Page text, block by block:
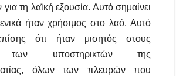
τη λαϊκή εξουσία. Αυτό σημαίνει
ήταν χρήσιμος στο λαό. Αυτό
ότι ήταν μισητός στους
των υποστηρικτών της
όλων των πλευρών που